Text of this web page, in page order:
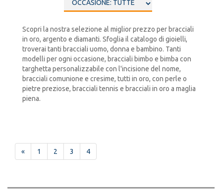
Scopri la nostra selezione al miglior prezzo per bracciali
in oro, argento e diamanti. Sfoglia il catalogo di gioielli,
troverai tanti bracciali uomo, donna e bambino. Tanti
modelli per ogni occasione, bracciali bimbo e bimba con
targhetta personalizzabile con l'incisione del nome,
bracciali comunione e cresime, tutti in oro, con perle o
pietre preziose, bracciali tennis e bracciali in oro a maglia
piena.
« 1 2 3 4